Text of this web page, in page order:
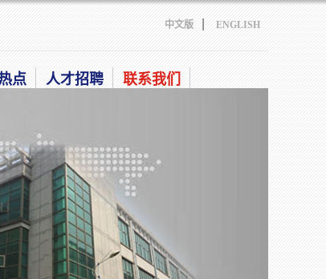
中文版 ENGLISH
点 人才招聘 联系我们